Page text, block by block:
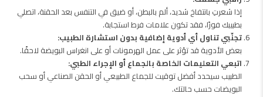
إذا شعرتِ بانتفاخ شديد، ألم بالبطن، أو ضيق في التنفس بعد الحقنة، اتصلي
بطبيبك فورًا، فقد تكون علامات فرط استجابة.
تجنّبي تناول أي أدوية إضافية بدون استشارة الطبيب:
بعض الأدوية قد تؤثر على عمل الهرمونات أو على انغراس البويضة لاحقًا.
اتبعي التعليمات الخاصة بالجماع أو الإجراء الطبي:
الطبيب سيحدد أفضل توقيت للجماع الطبيعي أو الحقن الصناعي أو سحب
البويضات حسب حالتك.